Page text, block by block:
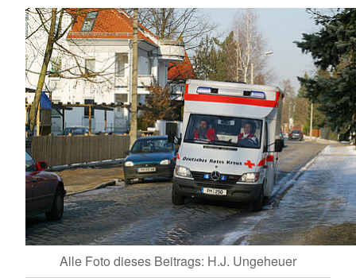
Alle Foto dieses Beitrags: H.J. Ungeheuer